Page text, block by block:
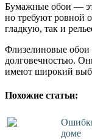
Бумажные обои —
но требуют ровной
гладкую, так и
Флизелиновые обои
долговечностью.
имеют широкий
Похожие статьи:
доме